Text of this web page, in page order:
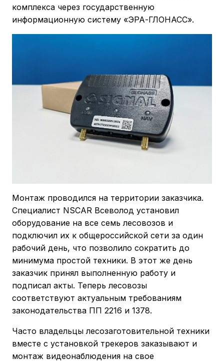
комплекса через государственную
информационную систему «ЭРА-ГЛОНАСС».
Монтаж проводился на территории заказчика.
Специалист NSCAR Всеволод установил
оборудование на все семь лесовозов и
подключил их к общероссийской сети за один
рабочий день, что позволило сократить до
минимума простой техники. В этот же день
заказчик принял выполненную работу и
подписал акты. Теперь лесовозы
соответствуют актуальным требованиям
законодательства ПП 2216 и 1378.
Часто владельцы лесозаготовительной техники
вместе с установкой трекеров заказывают и
монтаж видеонаблюдения на свое